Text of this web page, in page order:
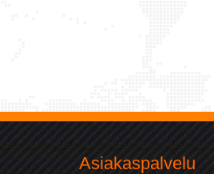
Asiakaspalvelu